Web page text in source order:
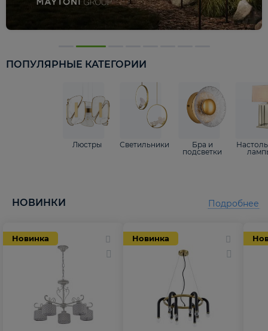
ПОПУЛЯРНЫЕ КАТЕГОРИИ
Люстры Светильники
Бра и
подсветки
НОВИНКИ
Новинка Новинка
Подробнее